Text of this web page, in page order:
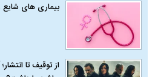
بیماری‌ های شایع
از توقیف تا